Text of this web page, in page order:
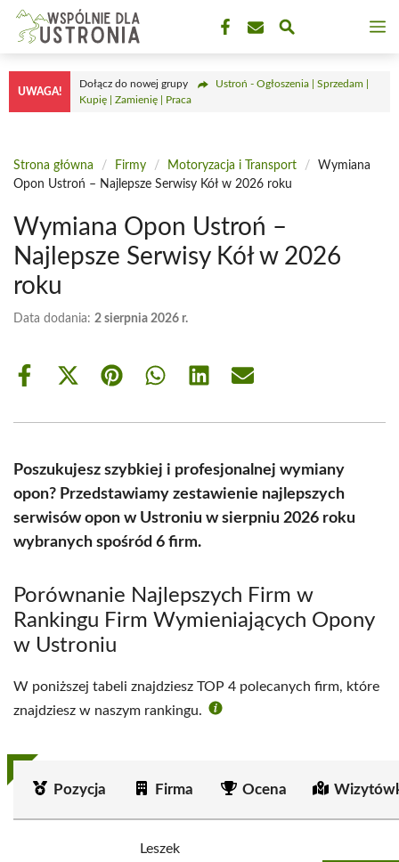
Przejdź
treści
UWAGA!
Dołącz do nowej grupy
Ustroń - Ogłoszenia | Sprzedam |
Kupię | Zamienię | Praca
Strona główna / Firmy / Motoryzacja i Transport /
Wymiana
Opon Ustroń – Najlepsze Serwisy Kół w 2026 roku
Wymiana Opon Ustroń –
Najlepsze Serwisy Kół w 2026
roku
Data dodania: 2 sierpnia 2026 r.
Share
Share
(Twitter)
Share Share Share Share
Poszukujesz szybkiej i profesjonalnej wymiany
opon? Przedstawiamy zestawienie najlepszych
serwisów opon w Ustroniu w sierpniu 2026 roku
wybranych spośród 6 firm.
Porównanie Najlepszych Firm w
Rankingu Firm Wymieniających Opony
w Ustroniu
W poniższej tabeli znajdziesz TOP 4 polecanych firm, które
znajdziesz w naszym rankingu.
Pozycja Firma Ocena
Leszek